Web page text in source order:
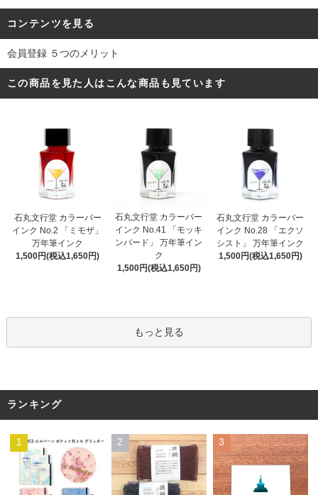
コンテンツを見る
会員登録 ５つのメリット
この商品を見た人はこんな商品も見ています
石丸文行堂 カラーバー
インク No.2 「ミモザ」
万年筆インク
1,500円(税込1,650円)
石丸文行堂 カラーバー
インク No.41 「モッキ
ンバード」 万年筆イン
ク
1,500円(税込1,650円)
石丸文行堂 カラーバー
インク No.28 「エクソ
シスト」 万年筆インク
1,500円(税込1,650円)
もっと見る
ランキング
1 2 3